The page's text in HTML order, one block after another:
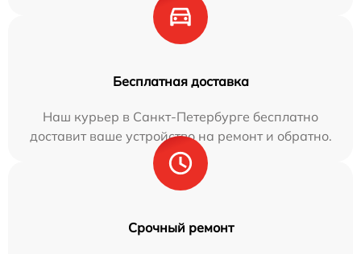
Бесплатная доставка
Наш курьер в Санкт-Петербурге бесплатно
доставит ваше устройство на ремонт и обратно.
Срочный ремонт